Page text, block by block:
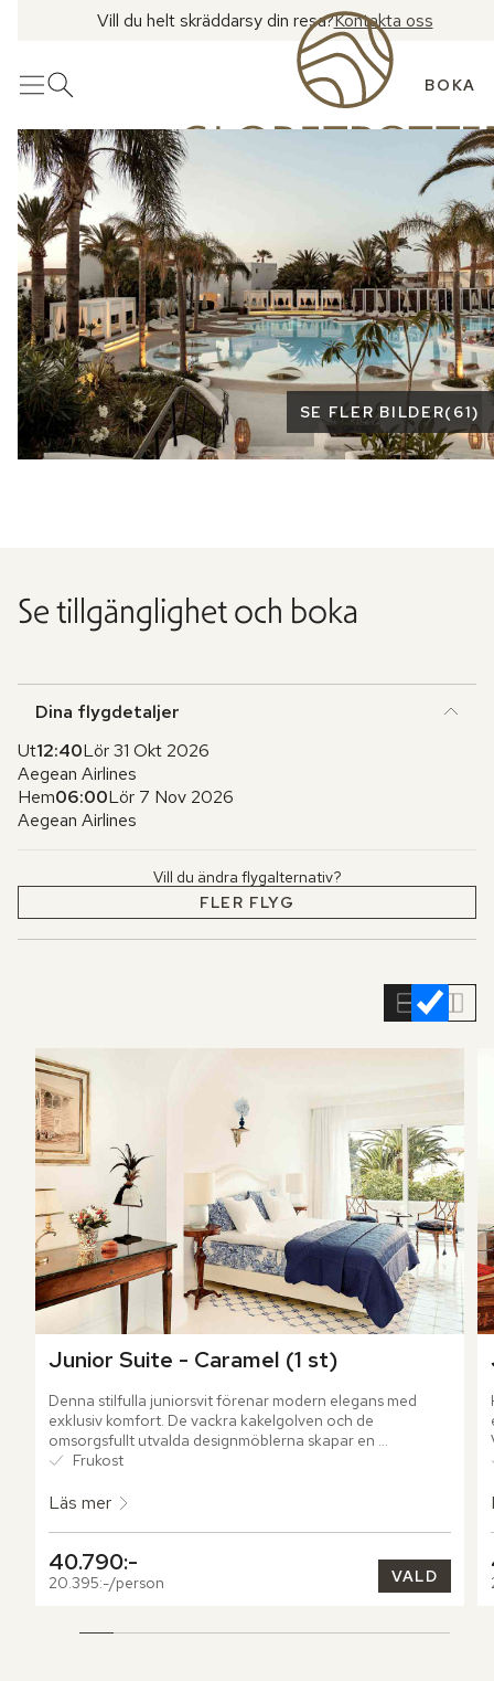
Vill du helt skräddarsy din resa?Kontakta oss
MenyÖppna sök BOKA
Se fler bilder
SE FLER BILDER( 61)
Se tillgänglighet och boka
Dina flygdetaljer
Ut12:40Lör 31 Okt 2026
Aegean Airlines
Hem06:00Lör 7 Nov 2026
Aegean Airlines
Vill du ändra flygalternativ?
FLER FLYG
Junior Suite - Caramel (1 st)
Denna stilfulla juniorsvit förenar modern elegans med
exklusiv komfort. De vackra kakelgolven och de
omsorgsfullt utvalda designmöblerna skapar en
sofistikerad plats. Den öppna planlösningen bidrar till ett
avkoppling och njutning.
Frukost
Läs mer
40.790:-
20.395:-/person VALD